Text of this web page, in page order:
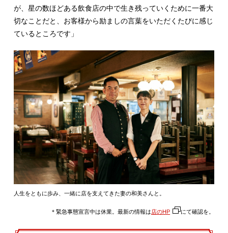
が、星の数ほどある飲食店の中で生き残っていくために一番大
切なことだと、お客様から励ましの言葉をいただくたびに感じ
ているところです」
人生をともに歩み、一緒に店を支えてきた妻の和美さんと。
＊緊急事態宣言中は休業。最新の情報は店のHP にて確認を。